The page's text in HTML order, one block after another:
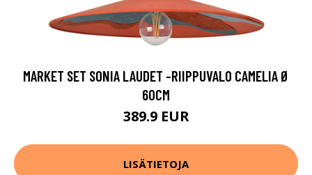
MARKET SET SONIA LAUDET -RIIPPUVALO CAMELIA Ø
60CM
389.9 EUR
LISÄTIETOJA